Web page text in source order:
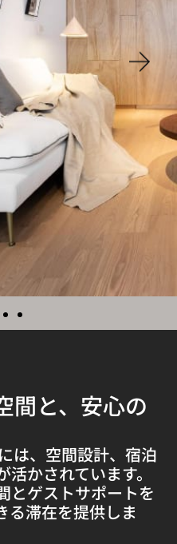
間と、安心の
は、空間設計、宿泊
かされています。
とゲストサポートを
る滞在を提供しま